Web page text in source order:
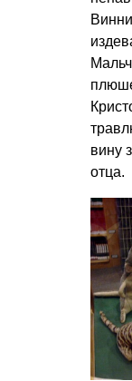
вину
отца.